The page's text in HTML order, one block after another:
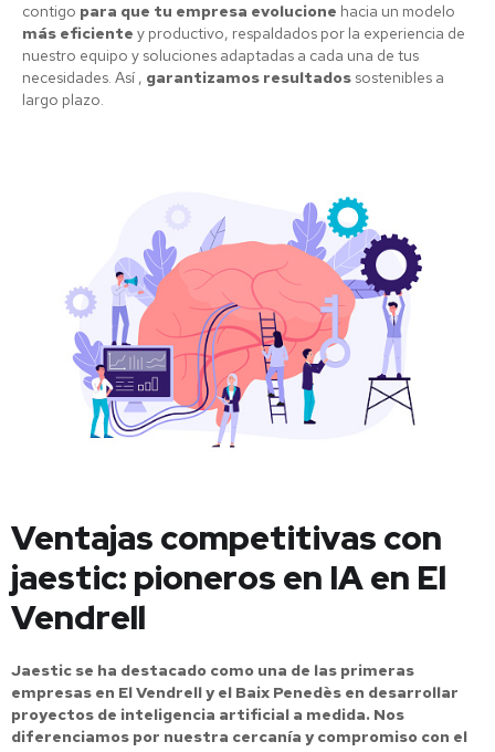
contigo para que tu empresa evolucione hacia un modelo
más eficiente y productivo, respaldados por la experiencia de
nuestro equipo y soluciones adaptadas a cada una de tus
necesidades. Así , garantizamos resultados sostenibles a
largo plazo.
Ventajas competitivas con
jaestic: pioneros en IA en El
Vendrell
Jaestic se ha destacado como una de las primeras
empresas en El Vendrell y el Baix Penedès en desarrollar
proyectos de inteligencia artificial a medida. Nos
diferenciamos por nuestra cercanía y compromiso con el